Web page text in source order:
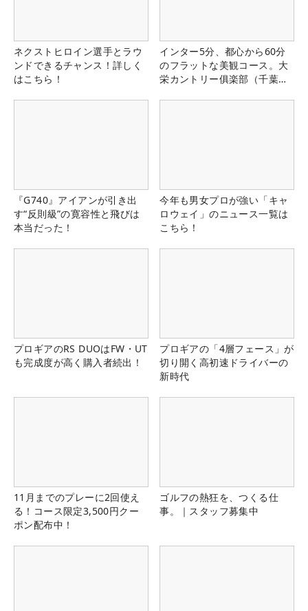
ネクストヒロイン選手とラウ
ンドできるチャンス！詳しく
はこちら！
インター5分、都心から60分
のフラットな美観コース。大
栄カントリー俱楽部（千葉
『G740』アイアンが引き出
す“反則級”の寛容性と飛びは
本当だった！
今年も男女プロが強い「キャ
ロウェイ」のニュース一覧は
こちら！
プロギアのRS DUOはFW・UT
も完成度が高く購入者続出！
プロギアの「4層フェース」が
切り開く高初速ドライバーの
新時代
11月までのプレーに2回使え
る！コース限定3,500円クー
ポン配布中！
ゴルフの熱狂を、つくる仕
事。｜スタッフ募集中